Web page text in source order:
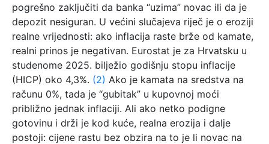
pogrešno zaključiti da banka “uzima” novac ili da je
depozit nesiguran. U većini slučajeva riječ je o eroziji
realne vrijednosti: ako inflacija raste brže od kamate,
realni prinos je negativan. Eurostat je za Hrvatsku u
studenome 2025. bilježio godišnju stopu inflacije
(HICP) oko 4,3%. (2) Ako je kamata na sredstva na
računu 0%, tada je “gubitak” u kupovnoj moći
približno jednak inflaciji. Ali ako netko podigne
gotovinu i drži je kod kuće, realna erozija i dalje
postoji: cijene rastu bez obzira na to je li novac na